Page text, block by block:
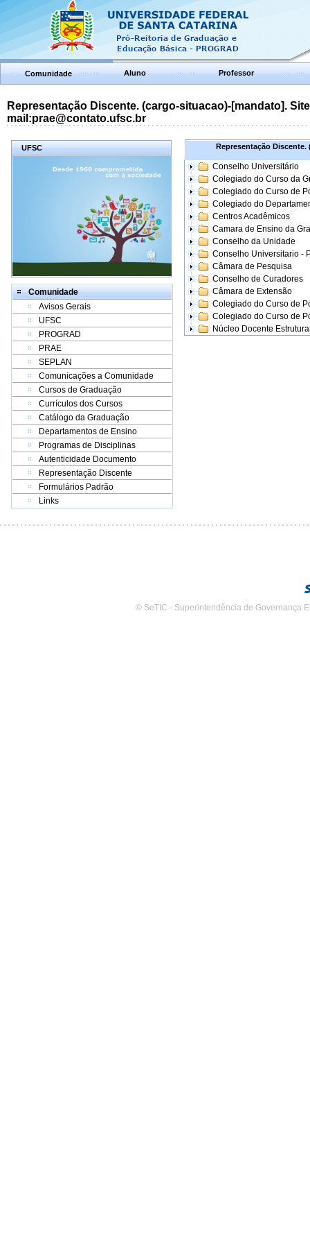
Comunidade Aluno Professor
Representação Discente. (cargo-situacao)-[mandato].
mail:prae@contato.ufsc.br
UFSC
Comunidade
Avisos Gerais
UFSC
PROGRAD
PRAE
SEPLAN
Comunicações a Comunidade
Cursos de Graduação
Currículos dos Cursos
Catálogo da Graduação
Departamentos de Ensino
Programas de Disciplinas
Autenticidade Documento
Representação Discente
Formulários Padrão
Links
Representação Discente.
Conselho Universitário
Colegiado do Curso da
Colegiado do Curso de
Colegiado do
Centros Acadêmicos
Camara de Ensino da
Conselho da Unidade
Conselho Universitario -
Câmara de Pesquisa
Conselho de Curadores
Câmara de Extensão
Colegiado do Curso de
Colegiado do Curso de
Núcleo Docente
© SeTIC - Superintendência de Governança